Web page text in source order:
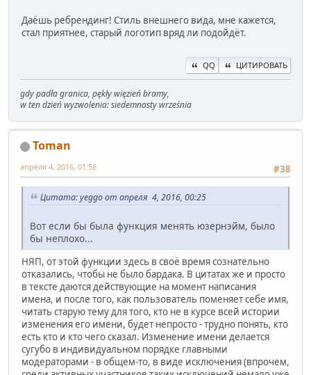
Даёшь ребрендинг! Стиль внешнего вида, мне кажется,
стал приятнее, старый логотип вряд ли подойдёт.
QQ ЦИТИРОВАТЬ
gdy padła granica, pękły więzień bramy,
w ten dzień wyzwolenia: siedemnasty września
Toman
#38
апреля 4, 2016, 01:56
Цитата: yeggo от апреля 4, 2016, 00:25
Вот если бы была функция менять юзернэйм, было
бы неплохо...
НЯП, от этой функции здесь в своё время сознательно
отказались, чтобы не было бардака. В цитатах же и просто
в тексте даются действующие на момент написания
имена, и после того, как пользователь поменяет себе имя,
читать старую тему для того, кто не в курсе всей истории
изменения его имени, будет непросто - трудно понять, кто
есть кто и кто чего сказал. Изменение имени делается
сугубо в индивидуальном порядке главными
модераторами - в общем-то, в виде исключения (впрочем,